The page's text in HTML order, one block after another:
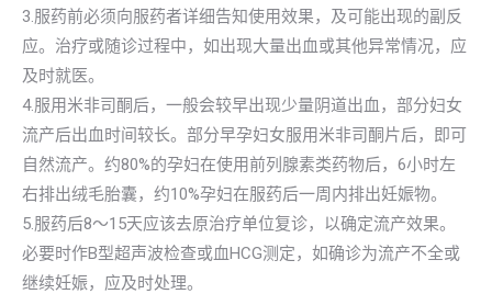
3.服药前必须向服药者详细告知使用效果，及可能出现的副反
应。治疗或随诊过程中，如出现大量出血或其他异常情况，应
及时就医。
4.服用米非司酮后，一般会较早出现少量阴道出血，部分妇女
流产后出血时间较长。部分早孕妇女服用米非司酮片后，即可
自然流产。约80%的孕妇在使用前列腺素类药物后，6小时左
右排出绒毛胎囊，约10%孕妇在服药后一周内排出妊娠物。
5.服药后8～15天应该去原治疗单位复诊，以确定流产效果。
必要时作B型超声波检查或血HCG测定，如确诊为流产不全或
继续妊娠，应及时处理。